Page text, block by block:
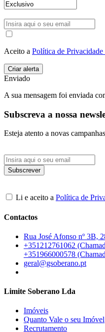
Aceito a Política de
Enviado
A sua mensagem foi enviada
Subscreva a nossa
Esteja atento a novas
Li e aceito a Política de
Contactos
Rua José Afonso nº 3B,
+351212761062
+351966000578
geral@gsoberano.pt
Limite Soberano Lda
Imóveis
Quanto Vale o seu Imóvel
Recrutamento